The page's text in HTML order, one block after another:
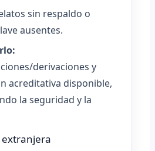
sin respaldo o
ausentes.
derivaciones y
acreditativa disponible,
la seguridad y la